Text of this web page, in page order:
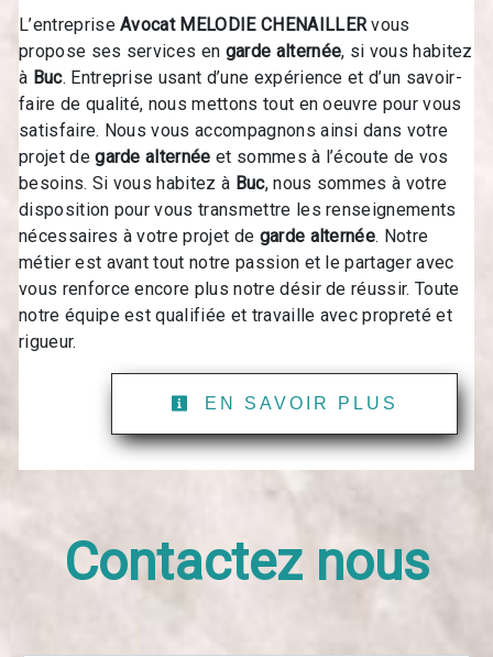
L’entrepriseAvocat MELODIE CHENAILLERvous
propose ses services en garde alternée, si vous habitez
à Buc. Entreprise usant d’une expérience et d’un savoir-
faire de qualité, nous mettons tout en oeuvre pour vous
satisfaire. Nous vous accompagnons ainsi dans votre
projet degarde alternée et sommes à l’écoute de vos
besoins. Si vous habitez à Buc, nous sommes à votre
disposition pour vous transmettre les renseignements
nécessaires à votre projet de garde alternée. Notre
métier est avant tout notre passion et le partager avec
vous renforce encore plus notre désir de réussir. Toute
notre équipe est qualifiée et travaille avec propreté et
rigueur.
EN SAVOIR PLUS
Contactez nous